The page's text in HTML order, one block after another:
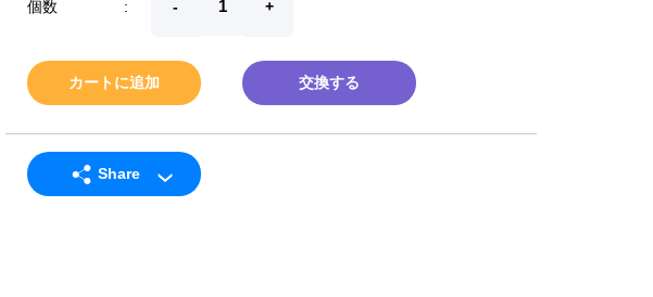
個数 :
カートに追加 交換する
Share